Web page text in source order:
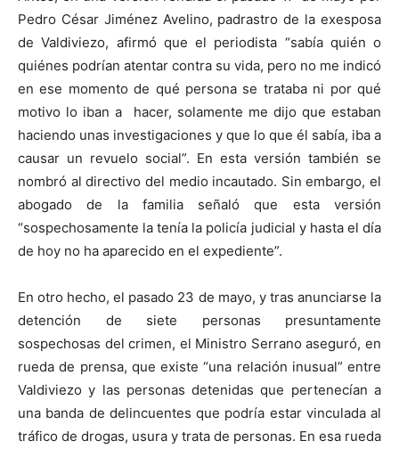
Pedro César Jiménez Avelino, padrastro de la exesposa
de Valdiviezo, afirmó que el periodista “sabía quién o
quiénes podrían atentar contra su vida, pero no me indicó
en ese momento de qué persona se trataba ni por qué
motivo lo iban a hacer, solamente me dijo que estaban
haciendo unas investigaciones y que lo que él sabía, iba a
causar un revuelo social”. En esta versión también se
nombró al directivo del medio incautado. Sin embargo, el
abogado de la familia señaló que esta versión
“sospechosamente la tenía la policía judicial y hasta el día
de hoy no ha aparecido en el expediente”.
En otro hecho, el pasado 23 de mayo, y tras anunciarse la
detención de siete personas presuntamente
sospechosas del crimen, el Ministro Serrano aseguró, en
rueda de prensa, que existe “una relación inusual” entre
Valdiviezo y las personas detenidas que pertenecían a
una banda de delincuentes que podría estar vinculada al
tráfico de drogas, usura y trata de personas. En esa rueda